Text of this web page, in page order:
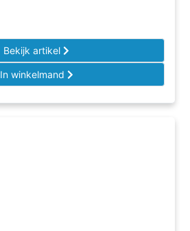
Bekijk artikel
In winkelmand